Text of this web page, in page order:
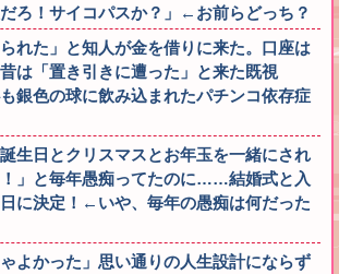
ろ！サイコパスか？」←お前らどっち？
られた」と知人が金を借りに来た。口座は
は「置き引きに遭った」と来た既視
銀色の球に飲み込まれたパチンコ依存症
生日とクリスマスとお年玉を一緒にされ
」と毎年愚痴ってたのに……結婚式と入
に決定！←いや、毎年の愚痴は何だった
ゃよかった」思い通りの人生設計にならず